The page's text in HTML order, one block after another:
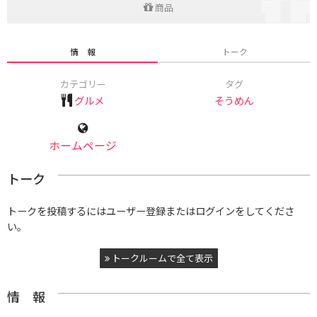
商品
情 報 トーク
カテゴリー
グルメ
タグ
そうめん
ホームページ
トーク
トークを投稿するにはユーザー登録またはログインをしてくださ
い。
トークルームで全て表示
情 報